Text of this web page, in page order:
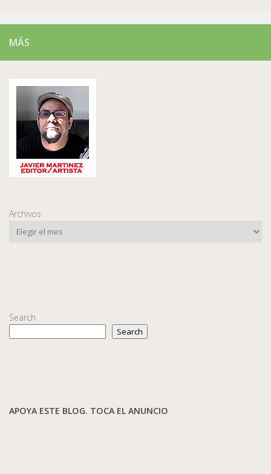
MÁS
Archivos
Search
Search
APOYA ESTE BLOG. TOCA EL ANUNCIO